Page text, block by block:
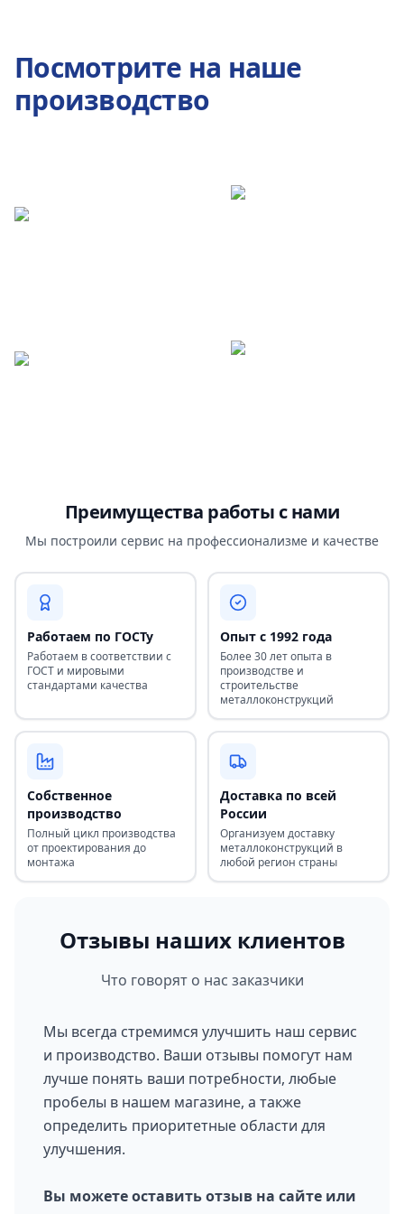
Посмотрите на наше
производство
Преимущества работы с нами
Мы построили сервис на профессионализме и качестве
Работаем по ГОСТу
Работаем в соответствии с
ГОСТ и мировыми
стандартами качества
Опыт с 1992 года
Более 30 лет опыта в
производстве и
строительстве
металлоконструкций
Собственное
производство
Полный цикл производства
от проектирования до
монтажа
Доставка по всей
России
Организуем доставку
металлоконструкций в
любой регион страны
Отзывы наших клиентов
Что говорят о нас заказчики
Мы всегда стремимся улучшить наш сервис
и производство. Ваши отзывы помогут нам
лучше понять ваши потребности, любые
пробелы в нашем магазине, а также
определить приоритетные области для
улучшения.
Вы можете оставить отзыв на сайте или